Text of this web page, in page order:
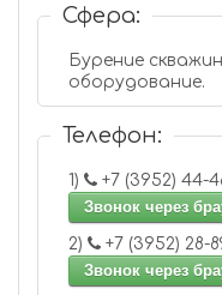
Сфера:
Бурение
оборудование.
Телефон:
1)
+7
Звонок через
2)
+7
Звонок через